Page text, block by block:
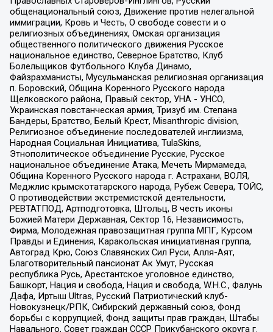
общенациональный союз, Движение против нелегальной
иммиграции, Кровь и Честь, О свободе совести и о
религиозных объединениях, Омская организация
общественного политического движения Русское
национальное единство, Северное Братство, Клуб
Болельщиков Футбольного Клуба Динамо,
Файзрахманисты, Мусульманская религиозная организация
п. Боровский, Община Коренного Русского народа
Щелковского района, Правый сектор, УНА - УНСО,
Украинская повстанческая армия, Тризуб им. Степана
Бандеры, Братство, Белый Крест, Misanthropic division,
Религиозное объединение последователей инглиизма,
Народная Социальная Инициатива, TulaSkins,
Этнополитическое объединение Русские, Русское
национальное объединение Атака, Мечеть Мирмамеда,
Община Коренного Русского народа г. Астрахани, ВОЛЯ,
Меджлис крымскотатарского народа, Рубеж Севера, ТОЙС,
О противодействии экстремистской деятельности,
РЕВТАТПОД, Артподготовка, Штольц, В честь иконы
Божией Матери Державная, Сектор 16, Независимость,
Фирма, Молодежная правозащитная группа МПГ, Курсом
Правды и Единения, Каракольская инициативная группа,
Автоград Крю, Союз Славянских Сил Руси, Алля-Аят,
Благотворительный пансионат Ак Умут, Русская
республика Русь, Арестантское уголовное единство,
Башкорт, Нация и свобода, Нация и свобода, W.H.С., Фалунь
Дафа, Иртыш Ultras, Русский Патриотический клуб-
Новокузнецк/РПК, Сибирский державный союз, Фонд
борьбы с коррупцией, Фонд защиты прав граждан, Штабы
Навального, Совет граждан СССР Прикубанского округа г.